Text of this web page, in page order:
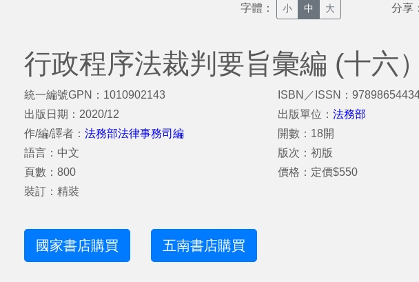
字體： 小 中 大 分享
行政程序法裁判要旨彙編 (十六）
統一編號GPN：1010902143
出版日期：2020/12
作/編/譯者： 法務部法律事務司編
語言：中文
頁數：800
裝訂：精裝
ISBN／ISSN：
出版單位：法務部
開數：18開
版次：初版
價格：定價$550
國家書店購買 五南書店購買